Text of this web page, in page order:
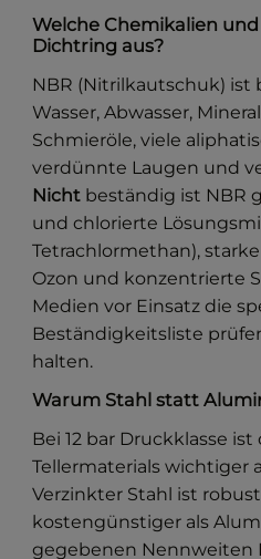
Welche Chemikalien
Dichtring aus?
NBR (Nitrilkautschuk) ist
Wasser, Abwasser,
Schmieröle, viele
verdünnte Laugen und
Nicht beständig ist NBR
und chlorierte
Tetrachlormethan),
Ozon und konzentrierte
Medien vor Einsatz die
Beständigkeitsliste
halten.
Warum Stahl statt
Bei 12 bar Druckklasse
Tellermaterials wichtiger
Verzinkter Stahl ist
kostengünstiger als
gegebenen Nennweiten